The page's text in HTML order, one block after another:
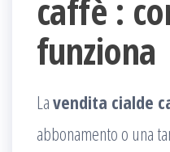
caffè :
funziona
Lavendita cialde
abbonamento o una